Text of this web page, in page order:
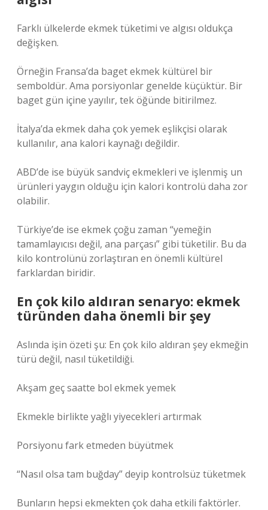
Farklı ülkelerde ekmek tüketimi ve algısı oldukça
değişken.
Örneğin Fransa’da baget ekmek kültürel bir
semboldür. Ama porsiyonlar genelde küçüktür. Bir
baget gün içine yayılır, tek öğünde bitirilmez.
İtalya’da ekmek daha çok yemek eşlikçisi olarak
kullanılır, ana kalori kaynağı değildir.
ABD’de ise büyük sandviç ekmekleri ve işlenmiş un
ürünleri yaygın olduğu için kalori kontrolü daha zor
olabilir.
Türkiye’de ise ekmek çoğu zaman “yemeğin
tamamlayıcısı değil, ana parçası” gibi tüketilir. Bu da
kilo kontrolünü zorlaştıran en önemli kültürel
farklardan biridir.
En çok kilo aldıran senaryo: ekmek
türünden daha önemli bir şey
Aslında işin özeti şu: En çok kilo aldıran şey ekmeğin
türü değil, nasıl tüketildiği.
Akşam geç saatte bol ekmek yemek
Ekmekle birlikte yağlı yiyecekleri artırmak
Porsiyonu fark etmeden büyütmek
“Nasıl olsa tam buğday” deyip kontrolsüz tüketmek
Bunların hepsi ekmekten çok daha etkili faktörler.